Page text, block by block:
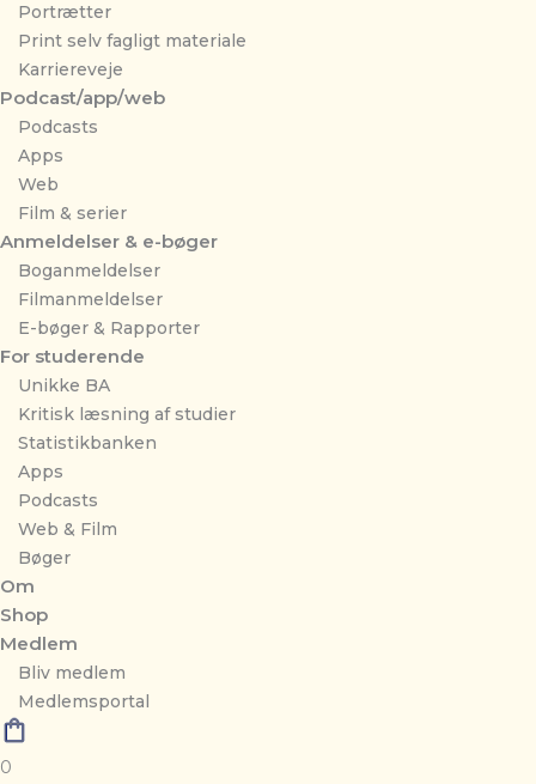
Portrætter
Print selv fagligt materiale
Karriereveje
Podcast/app/web
Podcasts
Apps
Web
Film & serier
Anmeldelser & e-bøger
Boganmeldelser
Filmanmeldelser
E-bøger & Rapporter
For studerende
Unikke BA
Kritisk læsning af studier
Statistikbanken
Apps
Podcasts
Web & Film
Bøger
Om
Shop
Medlem
Bliv medlem
Medlemsportal
0